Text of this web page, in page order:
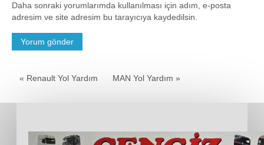
Daha sonraki yorumlarımda kullanılması için adım, e-posta
adresim ve site adresim bu tarayıcıya kaydedilsin.
« Renault Yol Yardım MAN Yol Yardım »